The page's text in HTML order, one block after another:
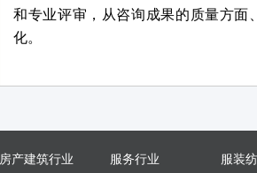
和专业评审，从咨询成果的质量方面
化。
房产建筑行业 服务行业 服装